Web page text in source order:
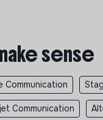
sense
Communication
Communication